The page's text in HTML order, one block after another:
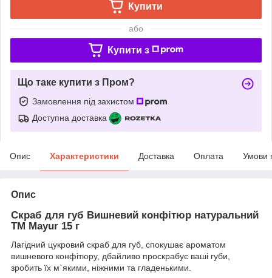
Купити
або
Купити з
Що таке купити з Пром?
Замовлення під захистом
Доступна доставка
Опис Характеристики Доставка Оплата Умови
Опис
Скраб для губ Вишневий конфітюр натуральний
ТМ Mayur 15 г
Лагідний цукровий скраб для губ, спокушає ароматом
вишневого конфітюру, дбайливо проскрабує ваші губи,
зробить їх м`якими, ніжними та гладенькими.